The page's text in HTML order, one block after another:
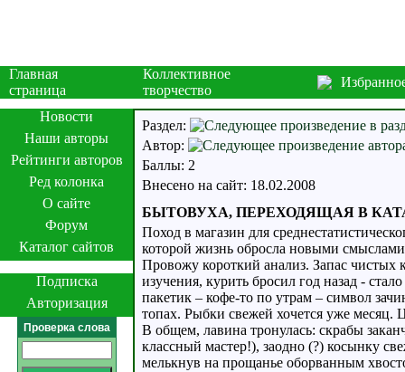
Главная
страница
Коллективное
творчество
Новости
Наши авторы
Рейтинги авторов
Ред колонка
О сайте
Форум
Каталог сайтов
Подписка
Авторизация
Проверка слова
Раздел:
Автор:
Баллы: 2
Внесено на сайт: 18.02.2008
БЫТОВУХА, ПЕРЕХОДЯЩАЯ В
Поход в магазин для
которой жизнь обросла новыми
Провожу короткий анализ. Запас чистых
изучения, курить бросил год назад -
пакетик – кофе-то по утрам – символ
топах. Рыбки свежей хочется уже месяц.
В общем, лавина тронулась: cкрабы
классный мастер!), заодно (?) косынку
мелькнув на прощанье оборванным